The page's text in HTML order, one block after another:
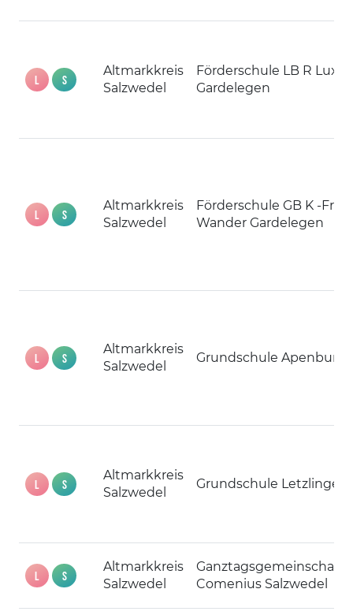
L S
Altmarkkreis
Salzwedel
Förderschule LB R
Gardelegen
L S
Altmarkkreis
Salzwedel
Förderschule GB K -Fr -
Wander Gardelegen
L S
Altmarkkreis
Salzwedel
Grundschule Apenburg
L S
Altmarkkreis
Salzwedel
Grundschule Letzlingen
L S
Altmarkkreis
Salzwedel
Comenius Salzwedel